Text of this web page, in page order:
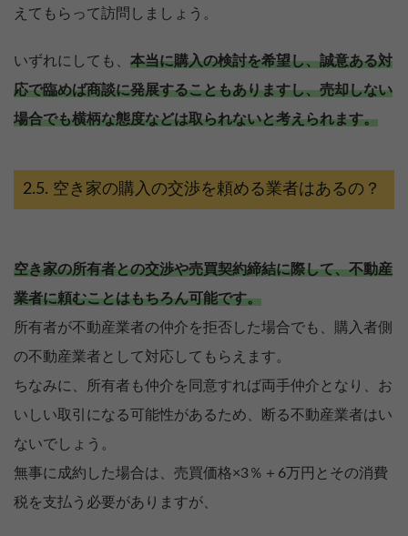
えてもらって訪問しましょう。
いずれにしても、 本当に購入の検討を希望し、誠意ある対
応で臨めば商談に発展することもありますし、売却しない
場合でも横柄な態度などは取られないと考えられます。
空き家の購入の交渉を頼める業者はあるの？
空き家の所有者との交渉や売買契約締結に際して、不動産
業者に頼むことはもちろん可能です。
所有者が不動産業者の仲介を拒否した場合でも、購入者側
の不動産業者として対応してもらえます。
ちなみに、所有者も仲介を同意すれば両手仲介となり、お
いしい取引になる可能性があるため、断る不動産業者はい
ないでしょう。
無事に成約した場合は、売買価格×3％＋6万円とその消費
税を支払う必要がありますが、